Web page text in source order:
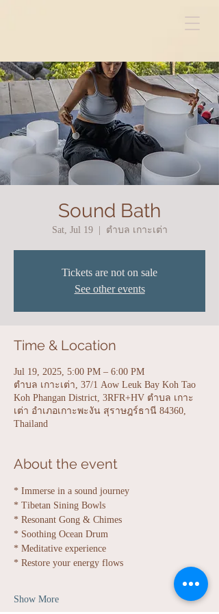
Sound Bath
Sat, Jul 19
  |
ตำบล เกาะเต่า
Tickets are not on sale
See other events
Time & Location
Jul 19, 2025, 5:00 PM – 6:00 PM
ตำบล เกาะเต่า, 37/1 Aow Leuk Bay Koh Tao
Koh Phangan District, 3RFR+HV ตำบล เกาะ
เต่า อำเภอเกาะพะงัน สุราษฎร์ธานี 84360,
Thailand
About the event
* Immerse in a sound journey
* Tibetan Sining Bowls
* Resonant Gong & Chimes
* Soothing Ocean Drum
* Meditative experience
* Restore your energy flows
Show More